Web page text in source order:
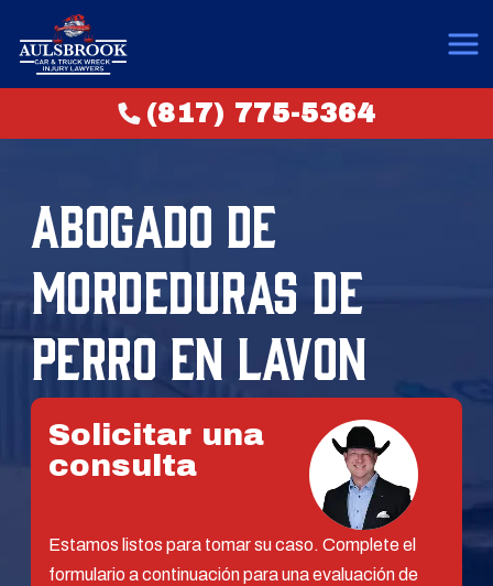
(817) 775-5364
ABOGADO DE
MORDEDURAS DE
PERRO EN LAVON
Solicitar una
consulta
Estamos listos para tomar su caso. Complete el
formulario a continuación para una evaluación de